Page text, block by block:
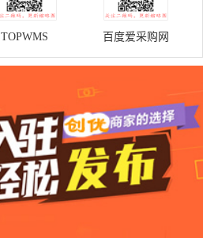
TOPWMS 百度爱采购网